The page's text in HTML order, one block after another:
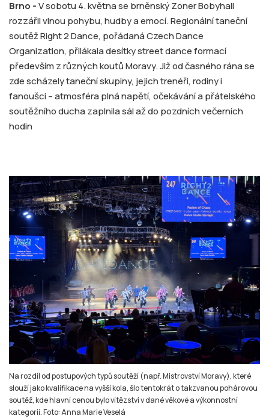
Brno -V sobotu 4. května se brněnský Zoner Bobyhall
rozzářil vlnou pohybu, hudby a emocí. Regionální taneční
soutěž Right 2 Dance, pořádaná Czech Dance
Organization, přilákala desítky street dance formací
především z různých koutů Moravy. Již od časného rána se
zde scházely taneční skupiny, jejich trenéři, rodiny i
fanoušci – atmosféra plná napětí, očekávání a přátelského
soutěžního ducha zaplnila sál až do pozdních večerních
hodin
Na rozdíl od postupových typů soutěží (např. Mistrovství Moravy), které
slouží jako kvalifikace na vyšší kola, šlo tentokrát o takzvanou pohárovou
soutěž, kde hlavní cenou bylo vítězství v dané věkové a výkonnostní
kategorii. Foto: Anna Marie Veselá